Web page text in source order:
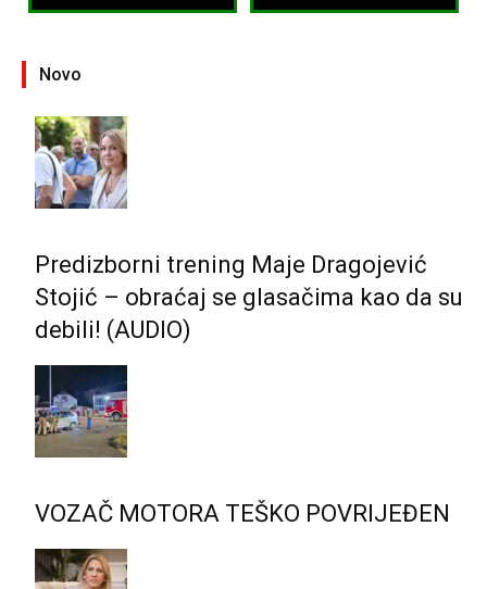
Novo
Predizborni trening Maje Dragojević
Stojić – obraćaj se glasačima kao da su
debili! (AUDIO)
VOZAČ MOTORA TEŠKO POVRIJEĐEN